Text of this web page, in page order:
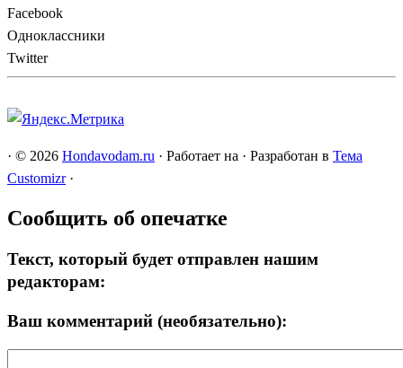
Facebook
Одноклассники
Twitter
· © 2026 Hondavodam.ru · Работает на · Разработан в Тема
Customizr ·
Сообщить об опечатке
Текст, который будет отправлен нашим
редакторам:
Ваш комментарий (необязательно):